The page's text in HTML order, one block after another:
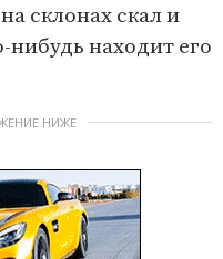
склонах скал и
нибудь находит его
НИЖЕ